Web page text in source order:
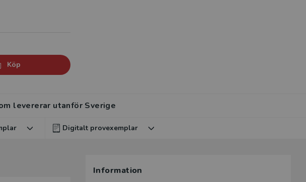
Köp
levererar utanför Sverige
Digitalt provexemplar
Information